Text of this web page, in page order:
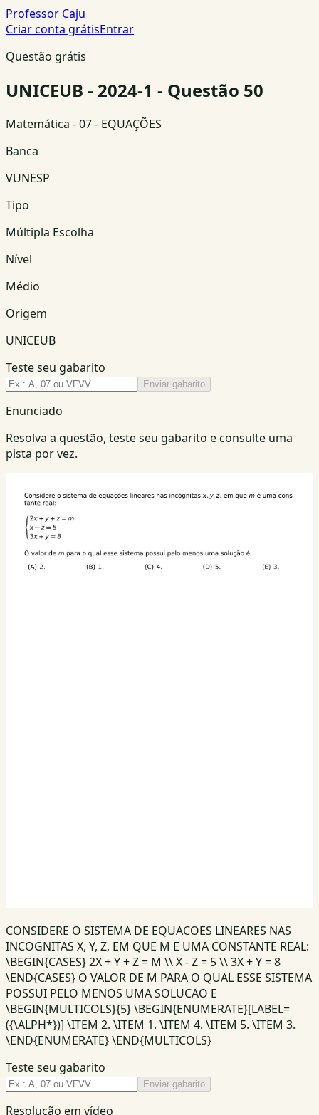
Professor Caju
Criar conta grátisEntrar
Questão grátis
UNICEUB - 2024-1 - Questão 50
Matemática - 07 - EQUAÇÕES
Banca
VUNESP
Tipo
Múltipla Escolha
Nível
Médio
Origem
UNICEUB
Teste seu gabarito
Enviar gabarito
Enunciado
Resolva a questão, teste seu gabarito e consulte uma
pista por vez.
CONSIDERE O SISTEMA DE EQUACOES LINEARES NAS
INCOGNITAS X, Y, Z, EM QUE M E UMA CONSTANTE REAL:
\BEGIN{CASES} 2X + Y + Z = M \\ X - Z = 5 \\ 3X + Y = 8
\END{CASES} O VALOR DE M PARA O QUAL ESSE SISTEMA
POSSUI PELO MENOS UMA SOLUCAO E
\BEGIN{MULTICOLS}{5} \BEGIN{ENUMERATE}[LABEL=
({\ALPH*})] \ITEM 2. \ITEM 1. \ITEM 4. \ITEM 5. \ITEM 3.
\END{ENUMERATE} \END{MULTICOLS}
Teste seu gabarito
Enviar gabarito
Resolução em vídeo